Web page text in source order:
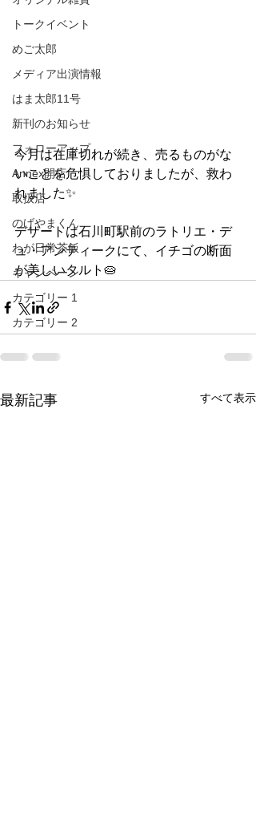
トークイベント
めご太郎
メディア出演情報
はま太郎11号
新刊のお知らせ
フォローアップ
Annex開店
取扱店
のげやまくん
わが日常茶飯
キャンペーン
カテゴリー 1
カテゴリー 2
今月は在庫切れが続き、売るものがな
いことを危惧しておりましたが、救わ
れました✨
デザートは石川町駅前のラトリエ・デ
ュ・アンティークにて、イチゴの断面
が美しいタルト🥧
最新記事 すべて表示